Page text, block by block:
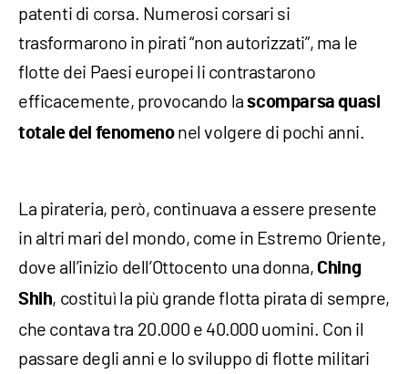
patenti di corsa. Numerosi corsari si
trasformarono in pirati “non autorizzati”, ma le
flotte dei Paesi europei li contrastarono
efficacemente, provocando lascomparsa quasi
totale del fenomeno nel volgere di pochi anni.
La pirateria, però, continuava a essere presente
in altri mari del mondo, come in Estremo Oriente,
dove all’inizio dell’Ottocento una donna, Ching
Shih, costituì la più grande flotta pirata di sempre,
che contava tra 20.000 e 40.000 uomini. Con il
passare degli anni e lo sviluppo di flotte militari